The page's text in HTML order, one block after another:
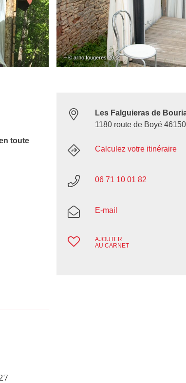
– © arno fougeres 2022
toute
Les Falguieras de
1180 route de Boyé
Calculez votre itinéraire
06 71 10 01 82
E-mail
AJOUTER
AU CARNET